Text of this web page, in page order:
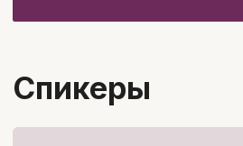
Ассистент кафедры факультетской